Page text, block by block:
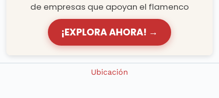
de empresas que apoyan el flamenco
¡EXPLORA AHORA! →
Ubicación